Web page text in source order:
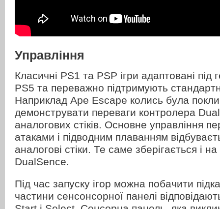
Управління
Класичні PS1 та PSP ігри адаптовані під
PS5 та переважно підтримують
Наприклад Ape Escape колись була
демонструвати переваги контролера
аналогових стіків. Основне управління
атаками і підводним плаванням
аналогові стіки. Те саме зберігається і
DualSence.
Під час запуску ігор можна побачити
частини сенсонсорної панелі